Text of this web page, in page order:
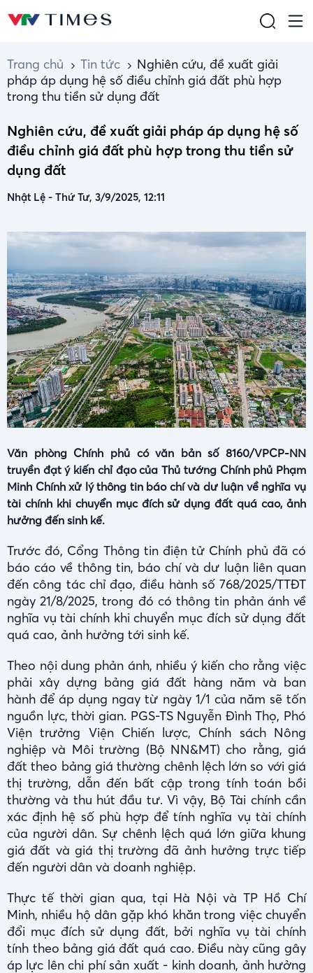
Trang chủ Tin tức
Nghiên cứu, đề xuất giải
pháp áp dụng hệ số điều chỉnh giá đất phù hợp
trong thu tiền sử dụng đất
Nghiên cứu, đề xuất giải pháp áp dụng hệ số
điều chỉnh giá đất phù hợp trong thu tiền sử
dụng đất
Nhật Lệ - Thứ Tư, 3/9/2025, 12:11
Văn phòng Chính phủ có văn bản số 8160/VPCP-NN
truyền đạt ý kiến chỉ đạo của Thủ tướng Chính phủ Phạm
Minh Chính xử lý thông tin báo chí và dư luận về nghĩa vụ
tài chính khi chuyển mục đích sử dụng đất quá cao, ảnh
hưởng đến sinh kế.
Trước đó, Cổng Thông tin điện tử Chính phủ đã có
báo cáo về thông tin, báo chí và dư luận liên quan
đến công tác chỉ đạo, điều hành số 768/2025/TTĐT
ngày 21/8/2025, trong đó có thông tin phản ánh về
nghĩa vụ tài chính khi chuyển mục đích sử dụng đất
quá cao, ảnh hưởng tới sinh kế.
Theo nội dung phản ánh, nhiều ý kiến cho rằng việc
phải xây dựng bảng giá đất hàng năm và ban
hành để áp dụng ngay từ ngày 1/1 của năm sẽ tốn
nguồn lực, thời gian. PGS-TS Nguyễn Đình Thọ, Phó
Viện trưởng Viện Chiến lược, Chính sách Nông
nghiệp và Môi trường (Bộ NN&MT) cho rằng, giá
đất theo bảng giá thường chênh lệch lớn so với giá
thị trường, dẫn đến bất cập trong tính toán bồi
thường và thu hút đầu tư. Vì vậy, Bộ Tài chính cần
xác định hệ số phù hợp để tính nghĩa vụ tài chính
của người dân. Sự chênh lệch quá lớn giữa khung
giá đất và giá thị trường đã ảnh hưởng trực tiếp
đến người dân và doanh nghiệp.
Thực tế thời gian qua, tại Hà Nội và TP Hồ Chí
Minh, nhiều hộ dân gặp khó khăn trong việc chuyển
đổi mục đích sử dụng đất, bởi nghĩa vụ tài chính
tính theo bảng giá đất quá cao. Điều này cũng gây
áp lực lên chi phí sản xuất - kinh doanh, ảnh hưởng